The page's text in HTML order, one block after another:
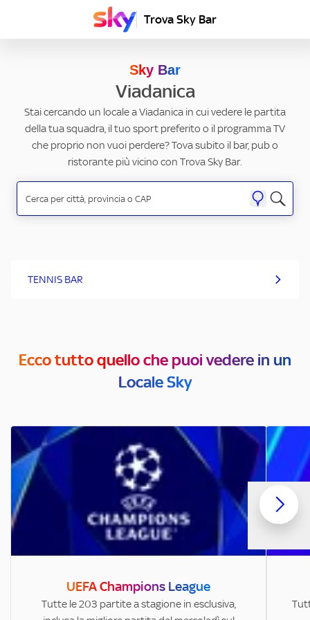
Trova Sky Bar
Sky Bar
Viadanica
Stai cercando un locale a Viadanica in cui vedere le partita
della tua squadra, il tuo sport preferito o il programma TV
che proprio non vuoi perdere? Tova subito il bar, pub o
ristorante più vicino con Trova Sky Bar.
TENNIS BAR
Ecco tutto quello che puoi vedere in un
Locale Sky
UEFA Champions League
Tutte le 203 partite a stagione in esclusiva,